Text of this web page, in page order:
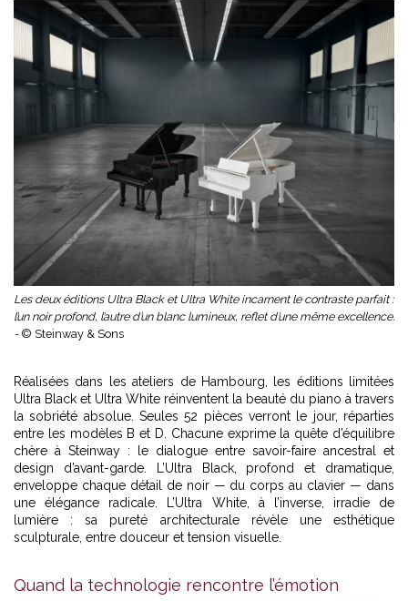
Les deux éditions Ultra Black et Ultra White incarnent le contraste parfait :
l’un noir profond, l’autre d’un blanc lumineux, reflet d’une même excellence.
- © Steinway & Sons
Réalisées dans les ateliers de Hambourg, les éditions limitées
Ultra Black et Ultra White réinventent la beauté du piano à travers
la sobriété absolue. Seules 52 pièces verront le jour, réparties
entre les modèles B et D. Chacune exprime la quête d’équilibre
chère à Steinway : le dialogue entre savoir-faire ancestral et
design d’avant-garde. L’Ultra Black, profond et dramatique,
enveloppe chaque détail de noir — du corps au clavier — dans
une élégance radicale. L’Ultra White, à l’inverse, irradie de
lumière : sa pureté architecturale révèle une esthétique
sculpturale, entre douceur et tension visuelle.
Quand la technologie rencontre l’émotion